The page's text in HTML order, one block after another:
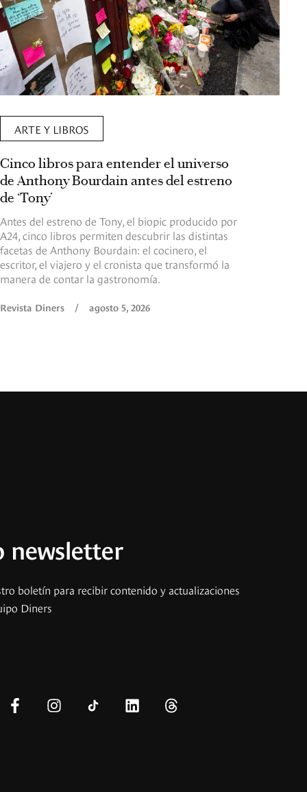
ARTE Y LIBROS
Cinco libros para entender el universo
de Anthony Bourdain antes del estreno
de ‘Tony’
Antes del estreno de Tony, el biopic producido por
A24, cinco libros permiten descubrir las distintas
facetas de Anthony Bourdain: el cocinero, el
escritor, el viajero y el cronista que transformó la
manera de contar la gastronomía.
Revista Diners / agosto 5, 2026
newsletter
boletín para recibir contenido y actualizaciones
Diners